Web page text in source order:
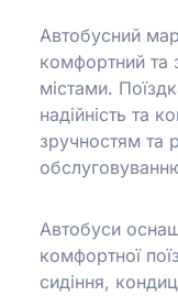
Автобусний
комфортний та
містами.
надійність та
зручностям та
Автобуси
комфортної
сидіння,